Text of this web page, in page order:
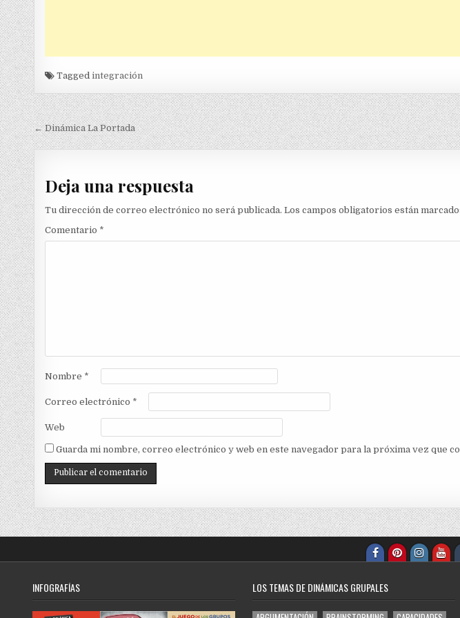
Taggedintegración
Navegación
de
entradas
← Dinámica La Portada
Deja una respuesta
Tu dirección de correo electrónico no será publicada. Los campos obligatorios están
Comentario *
Nombre *
Correo electrónico *
Web
Guarda mi nombre, correo electrónico y web en este navegador para la próxima vez que
INFOGRAFÍAS LOS TEMAS DE DINÁMICAS GRUPALES